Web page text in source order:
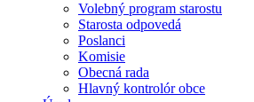
Volebný program starostu
Starosta odpovedá
Poslanci
Komisie
Obecná rada
Hlavný kontrolór obce